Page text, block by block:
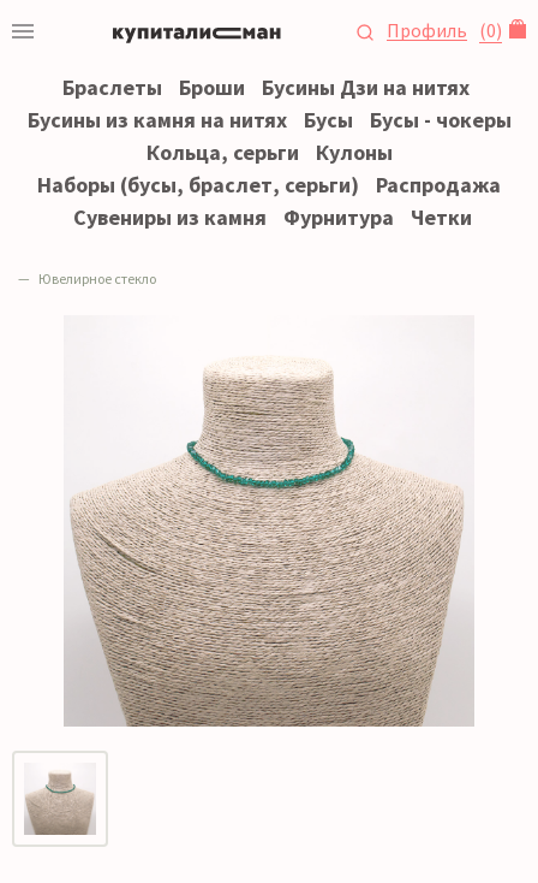
Профиль (0)
Браслеты Броши
Бусины Дзи на нитях
Бусины из камня на нитях
Бусы
Бусы - чокеры
Кольца, серьги
Кулоны
Наборы (бусы, браслет, серьги)
Распродажа
Сувениры из камня
Фурнитура Четки
Ювелирное стекло